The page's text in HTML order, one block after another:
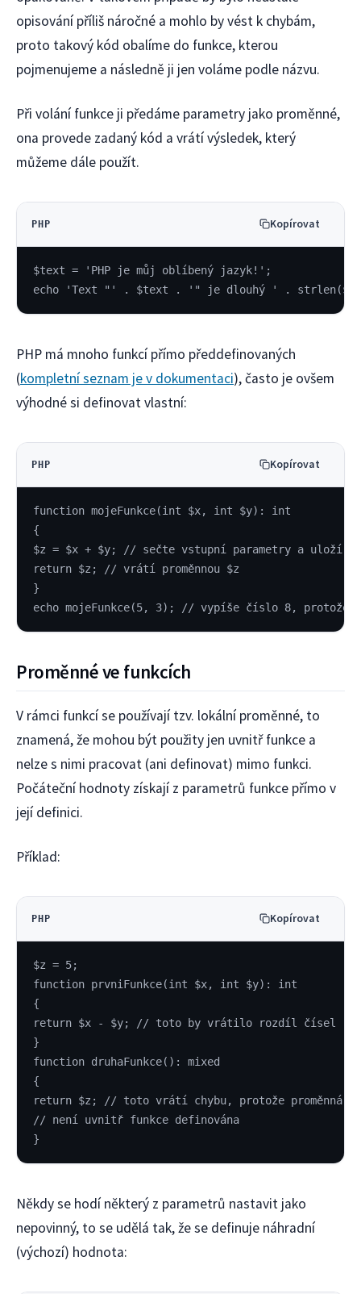
opisování příliš náročné a mohlo by vést k chybám,
proto takový kód obalíme do funkce, kterou
pojmenujeme a následně ji jen voláme podle názvu.
Při volání funkce ji předáme parametry jako proměnné,
ona provede zadaný kód a vrátí výsledek, který
můžeme dále použít.
PHP Kopírovat
$text = 'PHP je můj oblíbený jazyk!';
echo 'Text "' . $text . '" je dlouhý ' .
PHP má mnoho funkcí přímo předdefinovaných
(kompletní seznam je v dokumentaci), často je ovšem
výhodné si definovat vlastní:
PHP Kopírovat
function mojeFunkce(int $x, int $y): int
{
$z = $x + $y; // sečte vstupní parametry a uloží do
return $z; // vrátí proměnnou $z
}
echo mojeFunkce(5, 3); // vypíše číslo 8, protože
Proměnné ve funkcích
V rámci funkcí se používají tzv. lokální proměnné, to
znamená, že mohou být použity jen uvnitř funkce a
nelze s nimi pracovat (ani definovat) mimo funkci.
Počáteční hodnoty získají z parametrů funkce přímo v
její definici.
Příklad:
PHP Kopírovat
$z = 5;
function prvniFunkce(int $x, int $y): int
{
return $x - $y; // toto by vrátilo rozdíl čísel
}
function druhaFunkce(): mixed
{
return $z; // toto vrátí chybu, protože proměnná $z
// není uvnitř funkce definována
}
Někdy se hodí některý z parametrů nastavit jako
nepovinný, to se udělá tak, že se definuje náhradní
(výchozí) hodnota: